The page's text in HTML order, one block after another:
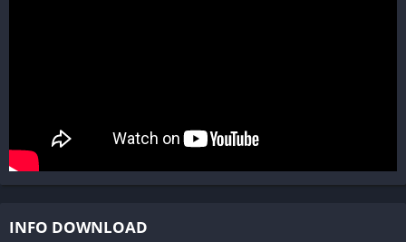
INFO DOWNLOAD